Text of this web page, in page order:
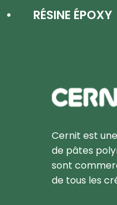
RÉSINE ÉPOXY
Cernit Une
Cernit est
de pâtes
sont
de tous les